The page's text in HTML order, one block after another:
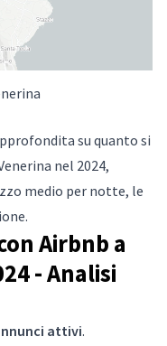
su quanto si
nel 2024,
medio per notte, le
Airbnb a
- Analisi
attivi.